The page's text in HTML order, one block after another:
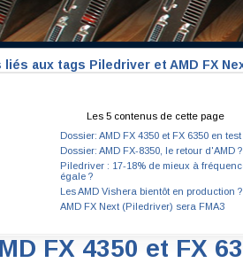
aux tags Piledriver et AMD FX
Les 5 contenus de cette page
Dossier: AMD FX 4350 et FX 6350 en test
Dossier: AMD FX-8350, le retour d'AMD ?
Piledriver : 17-18% de mieux à
égale ?
Les AMD Vishera bientôt en production ?
AMD FX Next (Piledriver) sera FMA3
FX 4350 et FX